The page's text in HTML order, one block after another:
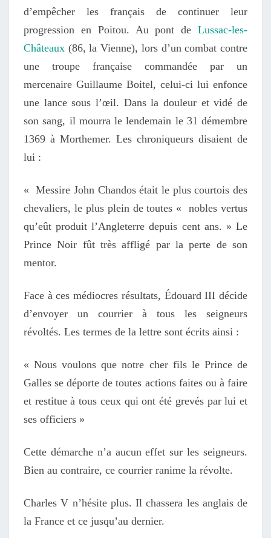
d’empêcher les français de continuer leur
progression en Poitou. Au pont de Lussac-les-
Châteaux (86, la Vienne), lors d’un combat contre
une troupe française commandée par un
mercenaire Guillaume Boitel, celui-ci lui enfonce
une lance sous l’œil. Dans la douleur et vidé de
son sang, il mourra le lendemain le 31 démembre
1369 à Morthemer. Les chroniqueurs disaient de
lui :
« Messire John Chandos était le plus courtois des
chevaliers, le plus plein de toutes « nobles vertus
qu’eût produit l’Angleterre depuis cent ans. » Le
Prince Noir fût très affligé par la perte de son
mentor.
Face à ces médiocres résultats, Édouard III décide
d’envoyer un courrier à tous les seigneurs
révoltés. Les termes de la lettre sont écrits ainsi :
« Nous voulons que notre cher fils le Prince de
Galles se déporte de toutes actions faites ou à faire
et restitue à tous ceux qui ont été grevés par lui et
ses officiers »
Cette démarche n’a aucun effet sur les seigneurs.
Bien au contraire, ce courrier ranime la révolte.
Charles V n’hésite plus. Il chassera les anglais de
la France et ce jusqu’au dernier.